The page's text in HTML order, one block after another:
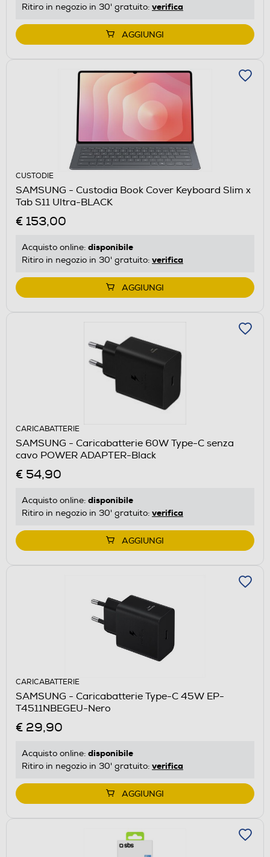
Ritiro in negozio in 30' gratuito: verifica
AGGIUNGI
CUSTODIE
SAMSUNG - Custodia Book Cover Keyboard Slim x
Tab S11 Ultra-BLACK
€ 153,00
Acquisto online: disponibile
Ritiro in negozio in 30' gratuito: verifica
AGGIUNGI
CARICABATTERIE
SAMSUNG - Caricabatterie 60W Type-C senza
cavo POWER ADAPTER-Black
€ 54,90
Acquisto online: disponibile
Ritiro in negozio in 30' gratuito: verifica
AGGIUNGI
CARICABATTERIE
SAMSUNG - Caricabatterie Type-C 45W EP-
T4511NBEGEU-Nero
€ 29,90
Acquisto online: disponibile
Ritiro in negozio in 30' gratuito: verifica
AGGIUNGI